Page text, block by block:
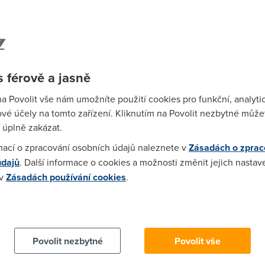
t.yemine.info
b1.yemine.info[/url] [url=http://
url] [u]http://
Ale pred par dny nekolikrat vypadlo. client: Miranda
t.yemine.info e9abe08bf8df93dd0264941407a3f19d
b1.yemine.info[/url] [url=http://
url] [u]http://
férově a jasně
Povolit vše nám umožníte použití cookies pro funkční,
účely na tomto zařízení. Kliknutím na Povolit nezbytné
zakázat.
o zpracování osobních údajů naleznete vZásadách o
. Další informace o cookies a možnosti změnit jejich
Zásadách používání cookies.
Povolit nezbytné
Povolit vše